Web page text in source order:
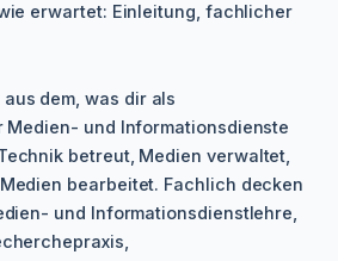
erwartet: Einleitung, fachlicher
dem, was dir als
und Informationsdienste
betreut, Medien verwaltet,
bearbeitet. Fachlich decken
und Informationsdienstlehre,